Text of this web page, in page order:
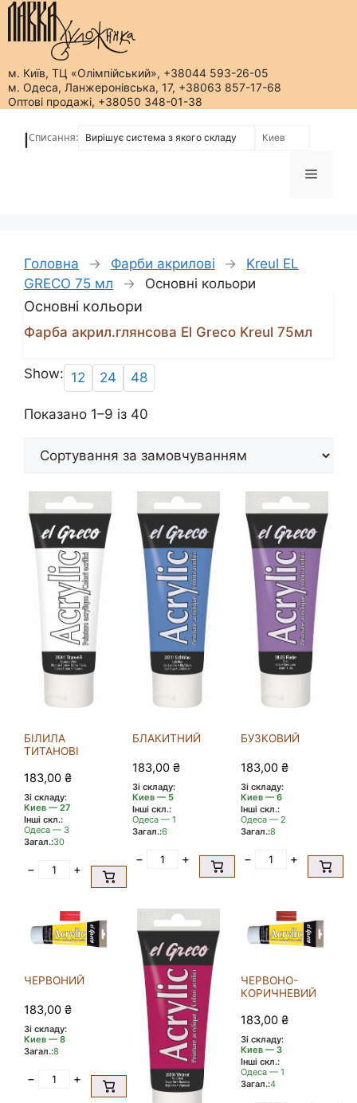
м. Київ, ТЦ «Олімпійський», +38044 593-26-05
м. Одеса, Ланжеронівська, 17, +38063 857-17-68
Оптові продажі, +38050 348-01-38
Списання:
Меню
Головна → Фарби акрилові →
Kreul EL
GRECO 75 мл
→ Основні кольори
Основні кольори
Фарба акрил.глянсова El Greco Kreul 75мл
Show: 12 24 48
Показано 1–9 із 40
БІЛИЛА
ТИТАНОВІ
183,00 ₴
Зі складу:
Киев — 27
Інші скл.:
Одеса — 3
Загал.:30
− +
БЛАКИТНИЙ
183,00 ₴
Зі складу:
Киев — 5
Інші скл.:
Одеса — 1
Загал.:6
− +
БУЗКОВИЙ
183,00 ₴
Зі складу:
Киев — 6
Інші скл.:
Одеса — 2
Загал.:8
− +
ЧЕРВОНИЙ
183,00 ₴
Зі складу:
Киев — 8
Загал.:8
− +
ЧЕРВОНО-
КОРИЧНЕВИЙ
183,00 ₴
Зі складу:
Киев — 3
Інші скл.:
Одеса — 1
Загал.:4